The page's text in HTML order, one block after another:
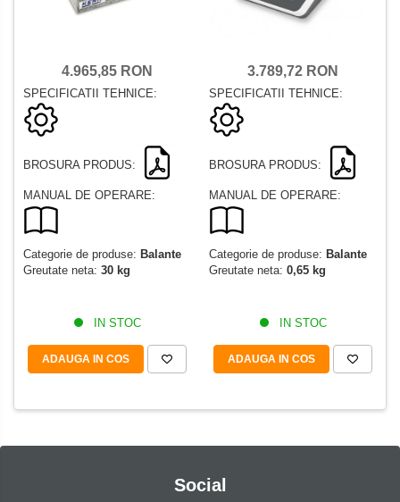
4.965,85 RON
SPECIFICATII TEHNICE:
BROSURA PRODUS:
MANUAL DE OPERARE:
Categorie de produse: Balante
Greutate neta: 30 kg
IN STOC
ADAUGA IN COS
3.789,72 RON
SPECIFICATII TEHNICE:
BROSURA PRODUS:
MANUAL DE OPERARE:
Categorie de produse: Balante
Greutate neta: 0,65 kg
IN STOC
ADAUGA IN COS
Social